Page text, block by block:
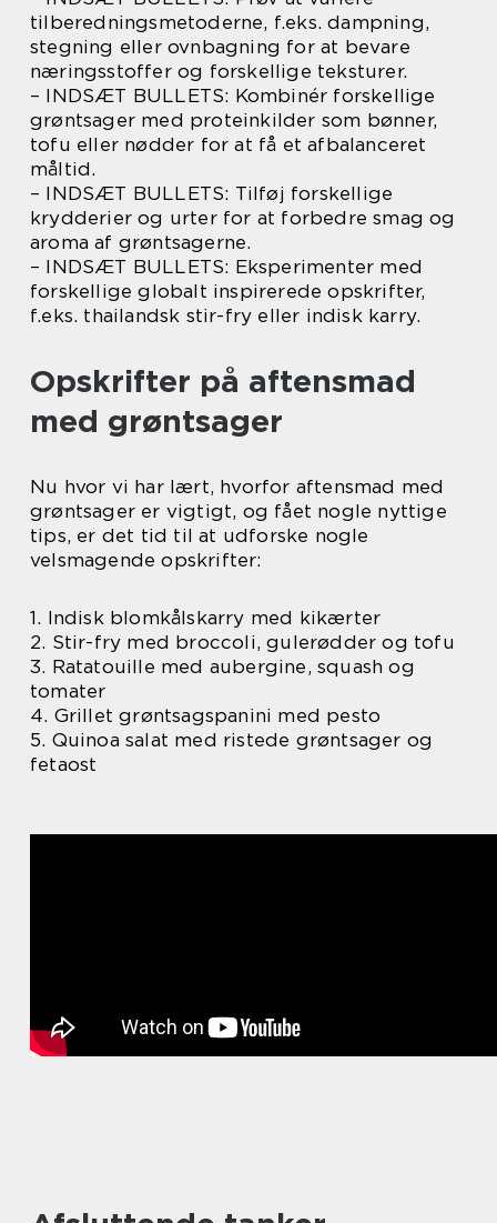
tilberedningsmetoderne, f.eks. dampning,
stegning eller ovnbagning for at bevare
næringsstoffer og forskellige teksturer.
– INDSÆT BULLETS: Kombinér forskellige
grøntsager med proteinkilder som bønner,
tofu eller nødder for at få et afbalanceret
måltid.
– INDSÆT BULLETS: Tilføj forskellige
krydderier og urter for at forbedre smag og
aroma af grøntsagerne.
– INDSÆT BULLETS: Eksperimenter med
forskellige globalt inspirerede opskrifter,
f.eks. thailandsk stir-fry eller indisk karry.
Opskrifter på aftensmad
med grøntsager
Nu hvor vi har lært, hvorfor aftensmad med
grøntsager er vigtigt, og fået nogle nyttige
tips, er det tid til at udforske nogle
velsmagende opskrifter:
1. Indisk blomkålskarry med kikærter
2. Stir-fry med broccoli, gulerødder og tofu
3. Ratatouille med aubergine, squash og
tomater
4. Grillet grøntsagspanini med pesto
5. Quinoa salat med ristede grøntsager og
fetaost